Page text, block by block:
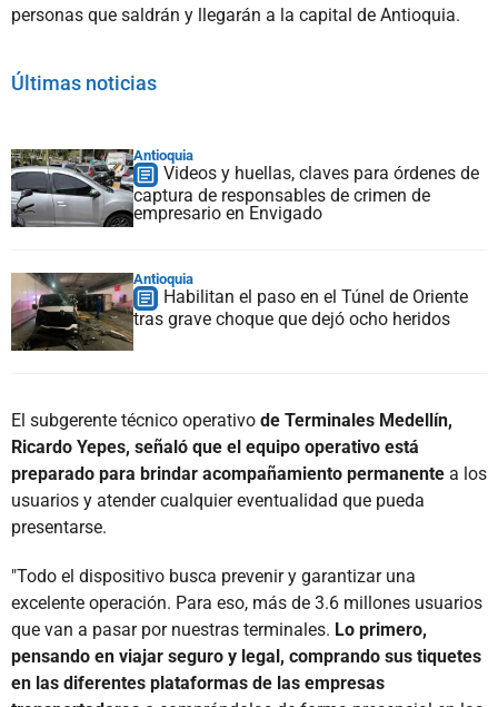
personas que saldrán y llegarán a la capital de Antioquia.
Últimas noticias
Antioquia
Videos y huellas, claves para órdenes de
captura de responsables de crimen de
empresario en Envigado
Antioquia
Habilitan el paso en el Túnel de Oriente
tras grave choque que dejó ocho heridos
El subgerente técnico operativo de Terminales Medellín,
Ricardo Yepes, señaló que el equipo operativo está
preparado para brindar acompañamiento permanente a los
usuarios y atender cualquier eventualidad que pueda
presentarse.
"Todo el dispositivo busca prevenir y garantizar una
excelente operación. Para eso, más de 3.6 millones usuarios
que van a pasar por nuestras terminales. Lo primero,
pensando en viajar seguro y legal, comprando sus tiquetes
en las diferentes plataformas de las empresas